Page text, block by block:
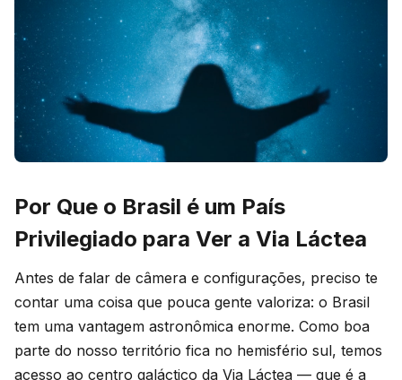
Por Que o Brasil é um País
Privilegiado para Ver a Via Láctea
Antes de falar de câmera e configurações, preciso te
contar uma coisa que pouca gente valoriza: o Brasil
tem uma vantagem astronômica enorme. Como boa
parte do nosso território fica no hemisfério sul, temos
acesso ao centro galáctico da Via Láctea — que é a